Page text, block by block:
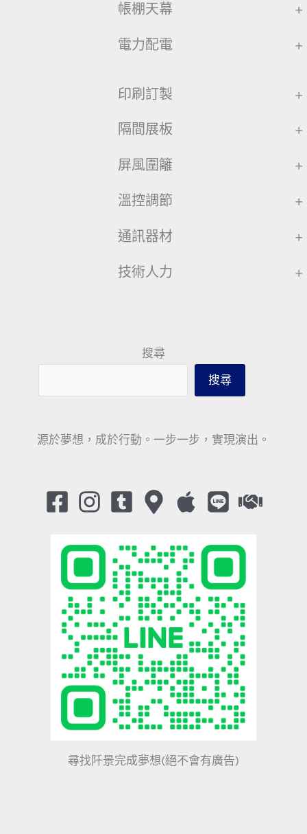
帳棚天幕 +
電力配電 +
印刷訂製 +
隔間展板 +
屏風圍籬 +
溫控調節 +
通訊器材 +
技術人力 +
搜尋
搜尋
源於夢想，成於行動。一步一步，實現演出。
尋找阡景完成夢想(絕不會有廣告)